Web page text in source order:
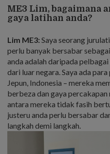
ME3 Lim, bagaimana
gaya latihan anda?
Lim ME3: Saya seorang
perlu banyak bersabar
anda adalah daripada
dari luar negara. Saya ada
Jepun, Indonesia – mereka
berbeza dan gaya
antara mereka tidak fasih
justeru anda perlu bersabar
langkah demi langkah.